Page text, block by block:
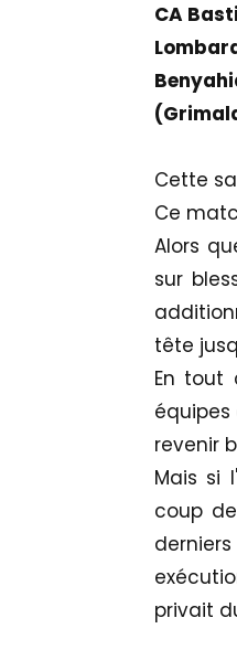
CA
Cette
Ce
Alors
sur
tête
En tout
revenir
Mais si
coup
privait